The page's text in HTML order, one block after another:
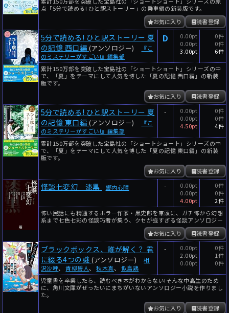
点「5分で読める! ひと駅ストーリー」の乗車編の新装版です。
読書登録
お気に入り
5分で読める! ひと駅ストーリー 夏
の記憶 西口編 (アンソロジー)
『こ
のミステリーがすごい!』編集部
D
0.00pt
0.00pt
3.00pt
0件
0件
6件
累計150万部を突破した宝島社の「ショートショート」シリーズの中
で、「夏」をテーマにして人気を博した「夏の記憶 西口編」の新装
版です。
読書登録
お気に入り
5分で読める! ひと駅ストーリー 夏
の記憶 東口編 (アンソロジー)
『こ
のミステリーがすごい!』編集部
-
0.00pt
0.00pt
4.50pt
0件
0件
4件
累計150万部を突破した宝島社の「ショートショート」シリーズの中
で、「夏」をテーマにして人気を博した「夏の記憶 東口編」の新装
版です。
読書登録
お気に入り
怪談七変幻 漆黒 郷内心瞳 -
0.00pt
0.00pt
4.00pt
0件
0件
2件
怖い民話にも精通するホラー作家・黒史郎を筆頭に、ガチ怖から幻想
系まで七色七彩の怪談巧者が集う、クセが強すぎる怪談アンソロジー
読書登録
お気に入り
ブラックボックス、誰が解く？ 君
に綴る4つの謎 (アンソロジー)
相
沢沙呼、青柳碧人、秋木真、 似鳥鶏
-
0.00pt
2.00pt
0.00pt
0件
1件
0件
児童書を卒業したら、読むべき本がわからない!そんな中高生のため
に、角川文庫がぜったいにまちがいないアンソロジー小説を作りまし
た。
読書登録
お気に入り